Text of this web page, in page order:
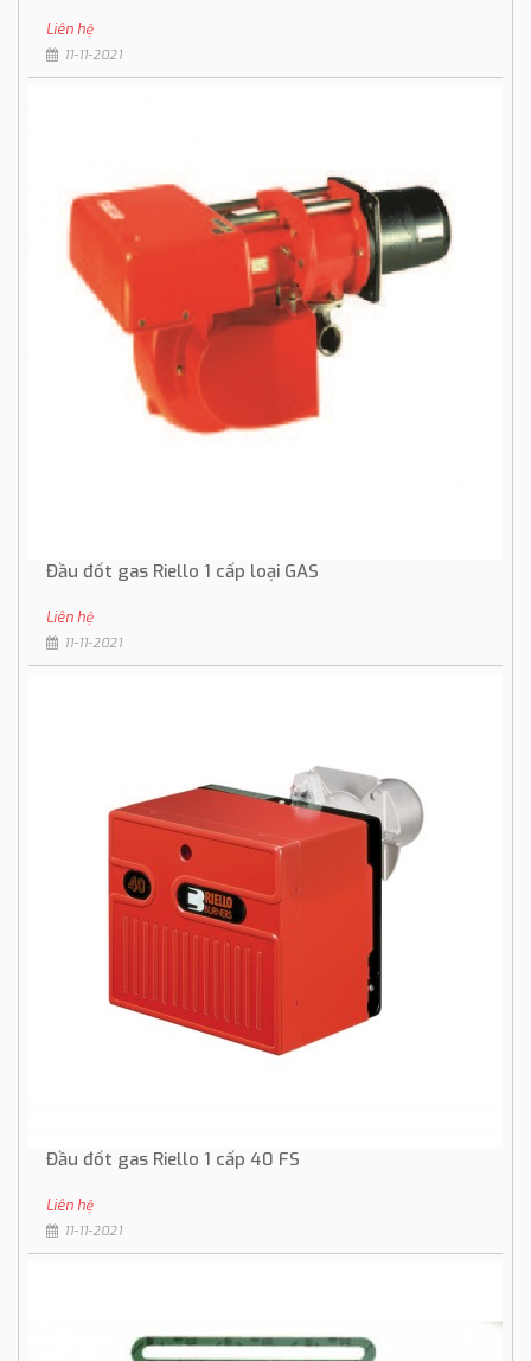
Liên hệ
11-11-2021
Đầu đốt gas Riello 1 cấp loại GAS
Liên hệ
11-11-2021
Đầu đốt gas Riello 1 cấp 40 FS
Liên hệ
11-11-2021